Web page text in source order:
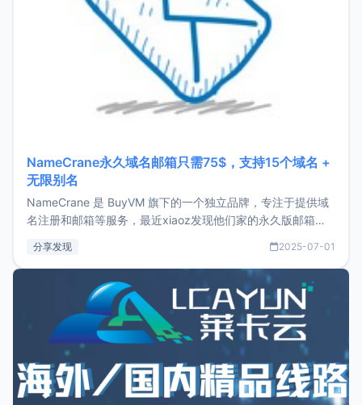
NameCrane永久域名邮箱只需75$，支持15个域名 +
无限别名
NameCrane 是 BuyVM 旗下的一个独立品牌，专注于提供域
名注册和邮箱等服务，最近xiaoz发现他们家的永久版邮箱服
又实惠的域名邮箱，不妨尝试一下 NameCrane。注册
NameCraneNameCrane不支持直接注册，必须要购买
分享发现 2025-07-01